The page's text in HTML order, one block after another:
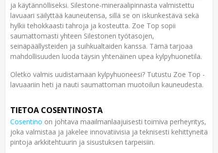
ja käytännölliseksi. Silestone-mineraalipinnasta valmistettu
lavuaari säilyttää kauneutensa, sillä se on iskunkestävä sekä
hylkii tehokkaasti tahroja ja kosteutta. Zoe Top sopii
saumattomasti yhteen Silestonen työtasojen,
seinäpäällysteiden ja suihkualtaiden kanssa. Tämä tarjoaa
mahdollisuuden luoda täysin yhtenäinen upea kylpyhuonetila.
Oletko valmis uudistamaan kylpyhuoneesi? Tutustu Zoe Top -
lavuaariin heti ja nauti saumattoman muotoilun kauneudesta.
TIETOA COSENTINOSTA
Cosentino on johtava maailmanlaajuisesti toimiva perheyritys,
joka valmistaa ja jakelee innovatiivisia ja teknisesti kehittyneitä
pintoja arkkitehtuurin ja sisustuksen tarpeisiin.